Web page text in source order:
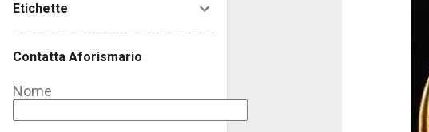
Etichette
Contatta Aforismario
Nome